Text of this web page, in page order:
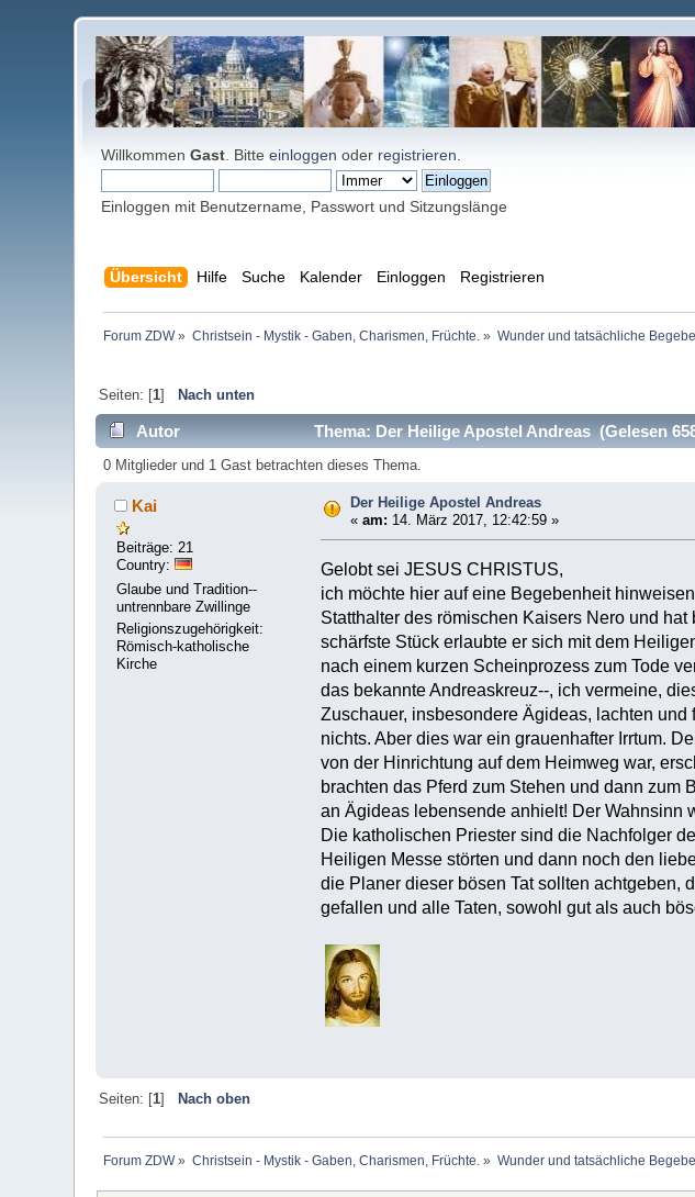
WillkommenGast . Bitteeinloggen oder registrieren
Einloggen mit Benutzername, Passwort und Sitzungslänge
Übersicht Hilfe Suche Kalender Einloggen Registrieren
Forum ZDW» Christsein - Mystik - Gaben, Charismen, Früchte.» Wunder und tatsächliche
Seiten: [1] Nach unten
Autor Thema: Der Heilige Apostel Andreas (Gelesen
0 Mitglieder und 1 Gast betrachten dieses Thema.
Kai
Beiträge: 21
Country:
Glaube und Tradition--
untrennbare Zwillinge
Religionszugehörigkeit:
Römisch-katholische
Kirche
Der Heilige Apostel Andreas
«am: 14. März 2017, 12:42:59 »
Gelobt sei JESUS CHRISTUS,
ich möchte hier auf eine Begebenheit
Statthalter des römischen Kaisers Nero und
schärfste Stück erlaubte er sich mit dem
nach einem kurzen Scheinprozess zum Tode
das bekannte Andreaskreuz--, ich vermeine,
Zuschauer, insbesondere Ägideas, lachten
nichts. Aber dies war ein grauenhafter Irrtum.
von der Hinrichtung auf dem Heimweg war,
brachten das Pferd zum Stehen und dann zum
an Ägideas lebensende anhielt! Der Wahnsinn
Die katholischen Priester sind die Nachfolger
Heiligen Messe störten und dann noch den
die Planer dieser bösen Tat sollten achtgeben,
gefallen und alle Taten, sowohl gut als auch
Seiten: [1]
Nach oben
Forum ZDW» Christsein - Mystik - Gaben, Charismen, Früchte.» Wunder und tatsächliche